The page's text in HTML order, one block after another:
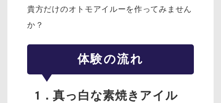
貴方だけのオトモアイルーを作ってみません
か？
体験の流れ
1．真っ白な素焼きアイル